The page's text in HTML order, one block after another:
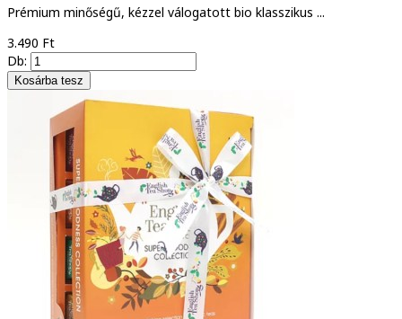
Prémium minőségű, kézzel válogatott bio klasszikus ...
3.490 Ft
Db: